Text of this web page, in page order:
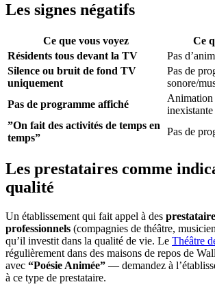
Les signes négatifs
Ce que vous voyez
Ce
Résidents tous devant la TV
Pas
Silence ou bruit de fond TV
uniquement
Pas de
sonore/
Pas de programme affiché
Animation
inexistante
”On fait des activités de temps en
temps”
Pas de
Les prestataires comme
qualité
Un établissement qui fait appel à des
professionnels (compagnies de théâtre,
qu’il investit dans la qualité de vie. Le Théâtre
régulièrement dans des maisons de repos de
avec “Poésie Animée” — demandez à
à ce type de prestataire.